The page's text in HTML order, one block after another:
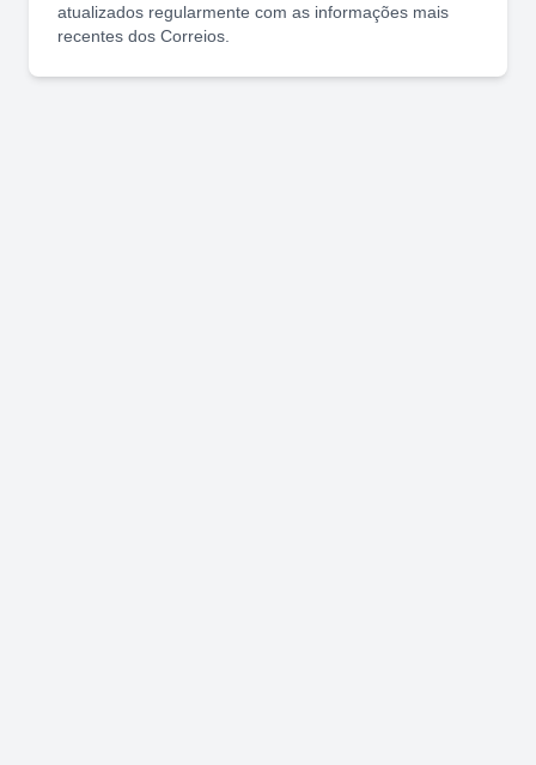
atualizados regularmente com as informações mais
recentes dos Correios.